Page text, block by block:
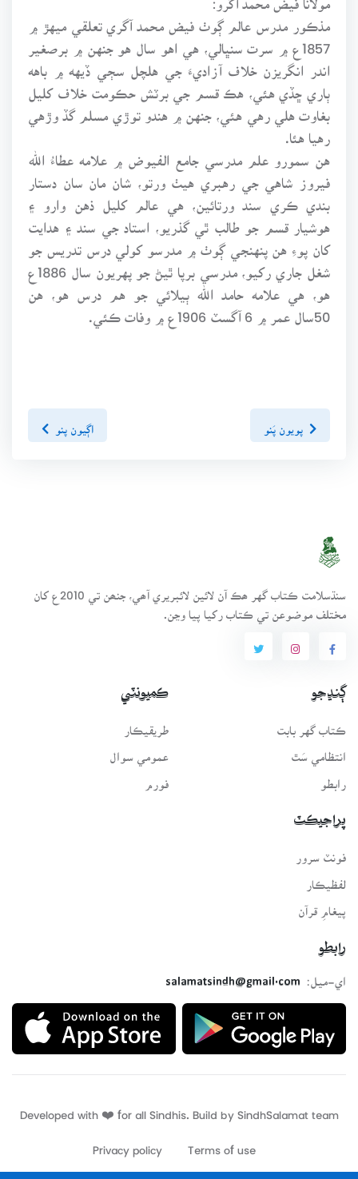
مذڪور مدرس عالم ڳوٺ فيض محمد آگري تعلقي ميهڙ ۾
1857ع ۾ سرت سنڀالي، هي اهو سال هو جنهن ۾ برصغير
اندر انگريزن خلاف آزاديءَ جي هلچل سڄي ڏيهه ۾ باهه
ٻاري ڇڏي هئي، هڪ قسم جي برٽش حڪومت خلاف کليل
بغاوت هلي رهي هئي، جنهن ۾ هندو توڙي مسلم گڏ وڙهي
رهيا هئا.
هن سمورو علم مدرسي جامع الفيوض ۾ علامه عطاءُ الله
فيروز شاهي جي رهبري هيٺ ورتو، شان مان سان دستار
بندي ڪري سند ورتائين، هي عالم کليل ذهن وارو ۽
هوشيار قسم جو طالب ٿي گذريو، استاد جي سند ۽ هدايت
کان پوءِ هن پنهنجي ڳوٺ ۾ مدرسو کولي درس تدريس جو
هو، هي علامه حامد الله ٻيلائي جو هم درس هو، هن
اڳيون پنو
سنڌسلامت ڪتاب گهر ھڪ آن لائين لائبريري آھي، جنھن تي 2010ع کان
مختلف موضوعن تي ڪتاب رکيا پيا وڃن.
ڳنڍجو
ڪتاب گهر بابت
انتظامي سَٿ
رابطو
ڪميونٽي
طريقيڪار
عمومي سوال
فورم
پراجيڪٽ
فونٽ سرور
لفظيڪار
پيغامِ قرآن
رابطو
اي-ميل:
salamatsindh@gmail.com
Developed with ❤️ for all Sindhis. Build by SindhSalamat
Terms of use
Privacy policy